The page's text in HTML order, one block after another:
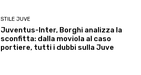
STILE JUVE
Juventus-Inter, Borghi analizza la
sconfitta: dalla moviola al caso
portiere, tutti i dubbi sulla Juve